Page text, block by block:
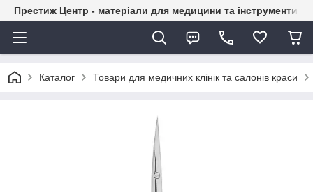
Престиж Центр - матеріали для медицини та інструменти
Каталог Товари для медичних клінік та салонів краси